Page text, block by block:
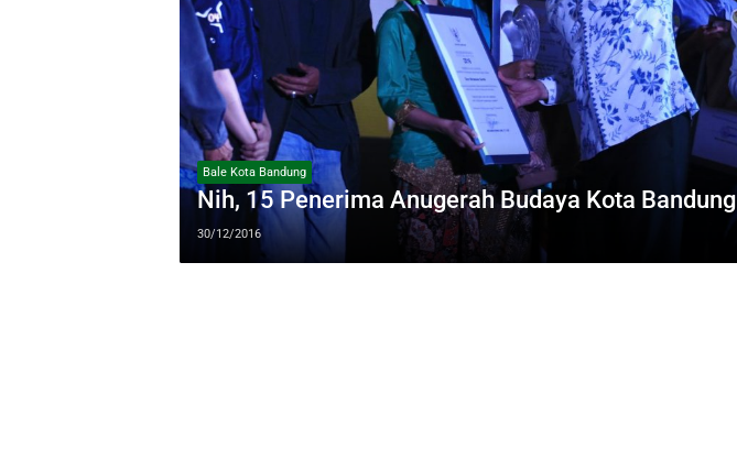
Bale Kota Bandung
Nih, 15 Penerima Anugerah Budaya Kota Bandung
30/12/2016